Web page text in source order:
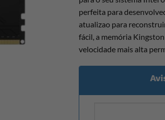
perfeita para
atualizao para
fácil, a memória
velocidade mais alta